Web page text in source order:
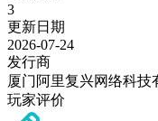
3
更新日期
2026-07-24
发行商
厦门阿里复兴网络科技
玩家评价